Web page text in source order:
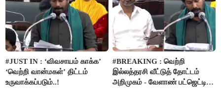
#JUST IN : ‘விவசாயம் காக்க’
‘வெற்றி வான்மகள்’ திட்டம்
உருவாக்கப்படும்..!
#BREAKING : வெற்றி
இல்லத்தரசி வீட்டுத் தோட்டம்
அறிமுகம் - வேளாண் பட்ஜெட்டில்